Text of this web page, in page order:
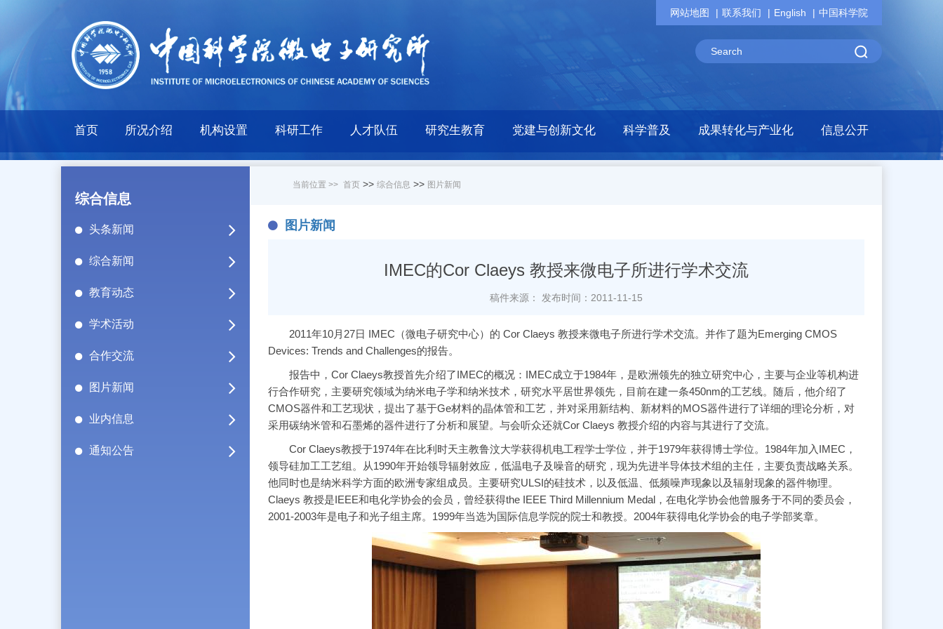
网站地图 联系我们 English 中国科学院
首页 所况介绍 机构设置 科研工作 人才队伍 研究生教育 党建与创新文化 科学普及 成果转化与产业化 信息公开
综合信息
头条新闻
综合新闻
教育动态
学术活动
合作交流
图片新闻
业内信息
通知公告
当前位置 >> 首页 >> 综合信息 >> 图片新闻
图片新闻
IMEC的Cor Claeys 教授来微电子所进行学术交流
稿件来源： 发布时间：2011-11-15
2011年10月27日 IMEC（微电子研究中心）的 Cor Claeys 教授来微电子所进行学术交流。并作了题为Emerging CMOS
Devices: Trends and Challenges的报告。
报告中，Cor Claeys教授首先介绍了IMEC的概况：IMEC成立于1984年，是欧洲领先的独立研究中心，主要与企业等机构进
行合作研究，主要研究领域为纳米电子学和纳米技术，研究水平居世界领先，目前在建一条450nm的工艺线。随后，他介绍了
CMOS器件和工艺现状，提出了基于Ge材料的晶体管和工艺，并对采用新结构、新材料的MOS器件进行了详细的理论分析，对
采用碳纳米管和石墨烯的器件进行了分析和展望。与会听众还就Cor Claeys 教授介绍的内容与其进行了交流。
Cor Claeys教授于1974年在比利时天主教鲁汶大学获得机电工程学士学位，并于1979年获得博士学位。1984年加入IMEC，
领导硅加工工艺组。从1990年开始领导辐射效应，低温电子及噪音的研究，现为先进半导体技术组的主任，主要负责战略关系。
他同时也是纳米科学方面的欧洲专家组成员。主要研究ULSI的硅技术，以及低温、低频噪声现象以及辐射现象的器件物理。
Claeys 教授是IEEE和电化学协会的会员，曾经获得the IEEE Third Millennium Medal，在电化学协会他曾服务于不同的委员会，
2001-2003年是电子和光子组主席。1999年当选为国际信息学院的院士和教授。2004年获得电化学协会的电子学部奖章。